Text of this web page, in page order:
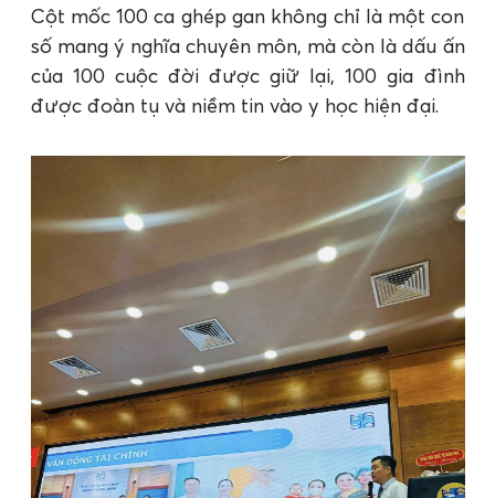
Cột mốc 100 ca ghép gan không chỉ là một con
số mang ý nghĩa chuyên môn, mà còn là dấu ấn
của 100 cuộc đời được giữ lại, 100 gia đình
được đoàn tụ và niềm tin vào y học hiện đại.